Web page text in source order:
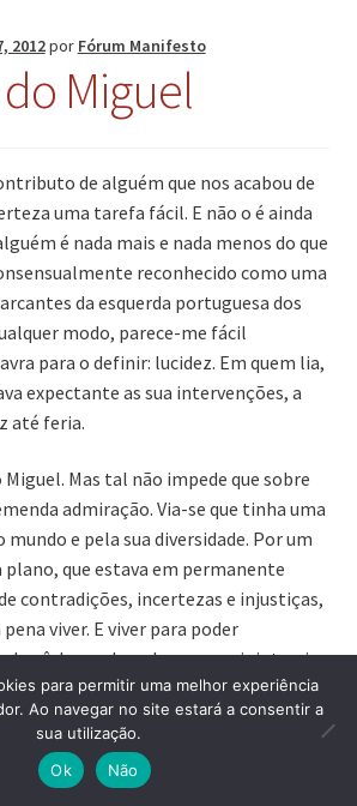
2012por Fórum Manifesto
Miguel
de alguém que nos acabou de
uma tarefa fácil. E não o é ainda
é nada mais e nada menos do que
reconhecido como uma
da esquerda portuguesa dos
modo, parece-me fácil
para o definir: lucidez. Em quem lia,
expectante as sua intervenções, a
até feria.
Mas tal não impede que sobre
admiração. Via-se que tinha uma
e pela sua diversidade. Por um
plano, que estava em permanente
contradições, incertezas e injustiças,
viver. E viver para poder
lo e sobre ele conseguir intervir.
sabendo que não se consegue mudá-
mas procurando torná-lo mais livre,
muito melhor para todos os que cá
para permitir uma melhor experiência
Ao navegar no site estará a consentir a
sua utilização.
Ok
Não